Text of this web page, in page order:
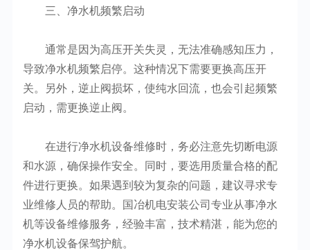
三、净水机频繁启动
通常是因为高压开关失灵，无法准确感知压力，
导致净水机频繁启停。这种情况下需要更换高压开
关。另外，逆止阀损坏，使纯水回流，也会引起频繁
启动，需更换逆止阀。
在进行净水机设备维修时，务必注意先切断电源
和水源，确保操作安全。同时，要选用质量合格的配
件进行更换。如果遇到较为复杂的问题，建议寻求专
业维修人员的帮助。国冶机电安装公司专业从事净水
机等设备维修服务，经验丰富，技术精湛，能为您的
净水机设备保驾护航。